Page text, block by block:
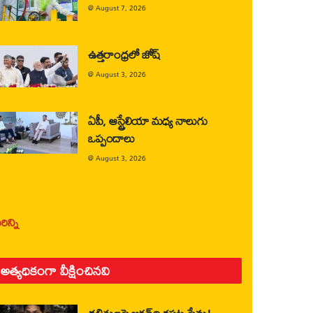
@August 7, 2026
ఉత్తరాంధ్రలో జోష్
@August 3, 2026
ఏపీ, ఆస్ట్రేలియా మధ్య నాలుగు
ఒప్పందాలు
@August 3, 2026
అత్యధికంగా వీక్షించినవి